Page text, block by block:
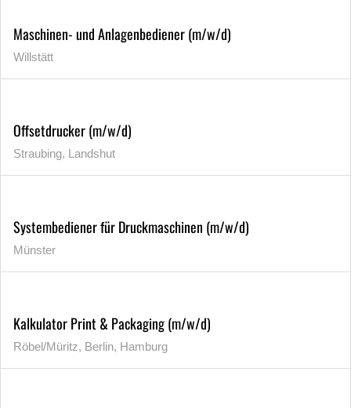
Maschinen- und Anlagenbediener (m/w/d)
Willstätt
Offsetdrucker (m/w/d)
Straubing, Landshut
Systembediener für Druckmaschinen (m/w/d)
Münster
Kalkulator Print & Packaging (m/w/d)
Röbel/Müritz, Berlin, Hamburg